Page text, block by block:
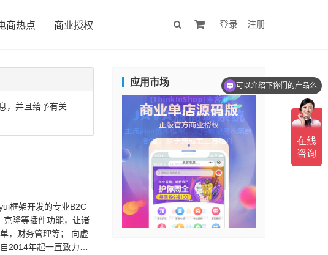
商热点 商业授权 登录 注册
，并且给予有关
框架开发的专业B2C
隆等插件功能，让诸
，财务管理等； 向虚
2014年起一直致力于
应用市场 可以介绍下你们的产品么